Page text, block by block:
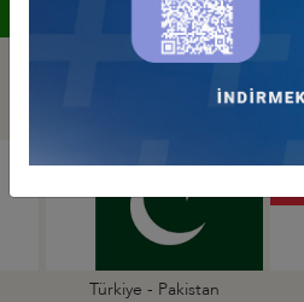
Türkiye - Hong Kong
Türkiye - Pakistan